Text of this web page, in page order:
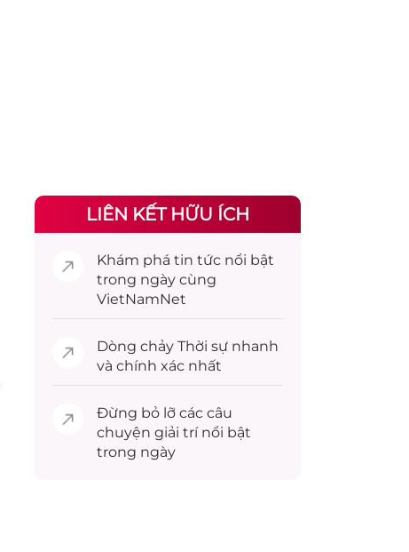
LIÊN KẾT HỮU ÍCH
Khám phá tin tức nổi bật
trong ngày cùng
VietNamNet
Dòng chảy Thời sự nhanh
và chính xác nhất
Đừng bỏ lỡ các câu
chuyện giải trínổi bật
trong ngày